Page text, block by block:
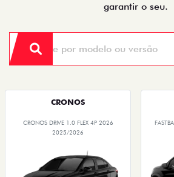
garantir o seu.
CRONOS
CRONOS DRIVE 1.0 FLEX 4P 2026
2025/2026